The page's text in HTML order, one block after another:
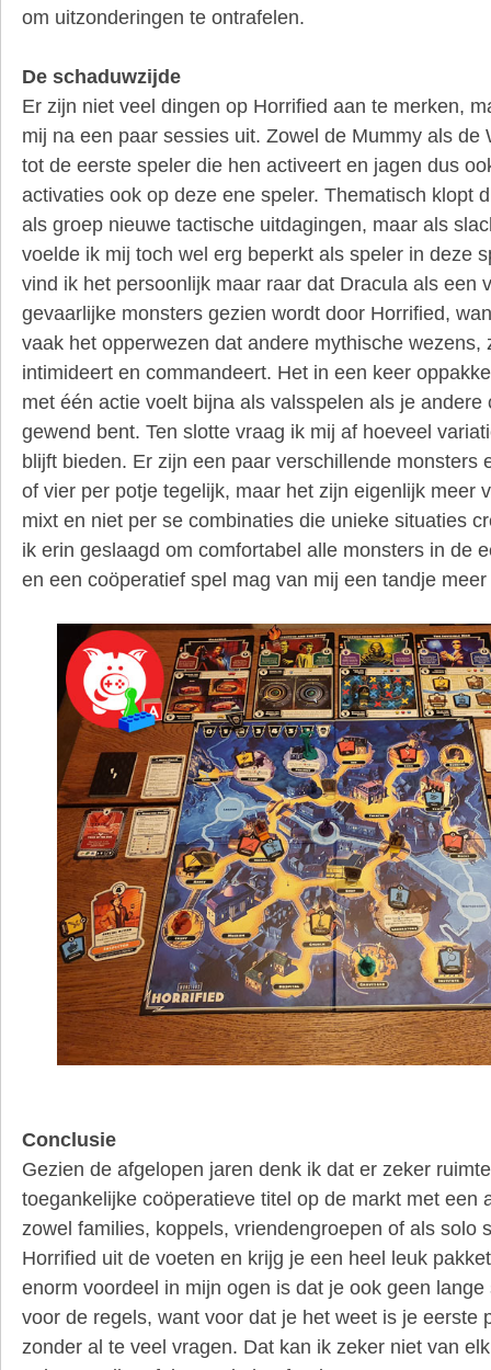
om uitzonderingen te ontrafelen.
De schaduwzijde
Er zijn niet veel dingen op Horrified aan te merken,
mij na een paar sessies uit. Zowel de Mummy als de
tot de eerste speler die hen activeert en jagen dus
activaties ook op deze ene speler. Thematisch klopt
als groep nieuwe tactische uitdagingen, maar als
voelde ik mij toch wel erg beperkt als speler in deze
vind ik het persoonlijk maar raar dat Dracula als een
gevaarlijke monsters gezien wordt door Horrified,
vaak het opperwezen dat andere mythische wezens,
intimideert en commandeert. Het in een keer
met één actie voelt bijna als valsspelen als je andere
gewend bent. Ten slotte vraag ik mij af hoeveel
blijft bieden. Er zijn een paar verschillende monsters
of vier per potje tegelijk, maar het zijn eigenlijk meer
mixt en niet per se combinaties die unieke situaties
ik erin geslaagd om comfortabel alle monsters in de
en een coöperatief spel mag van mij een tandje
Conclusie
Gezien de afgelopen jaren denk ik dat er zeker
toegankelijke coöperatieve titel op de markt met een
zowel families, koppels, vriendengroepen of als solo
Horrified uit de voeten en krijg je een heel leuk
enorm voordeel in mijn ogen is dat je ook geen
voor de regels, want voor dat je het weet is je eerste
zonder al te veel vragen. Dat kan ik zeker niet van